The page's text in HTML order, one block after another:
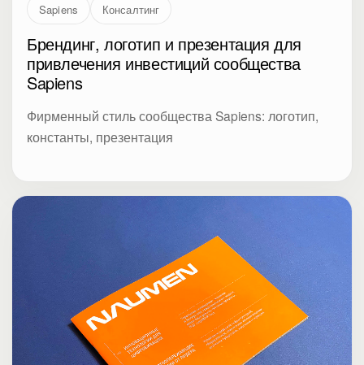
Sapiens Консалтинг
Брендинг, логотип и презентация для
привлечения инвестиций сообщества
Sapiens
Фирменный стиль сообщества Sapiens: логотип,
константы, презентация